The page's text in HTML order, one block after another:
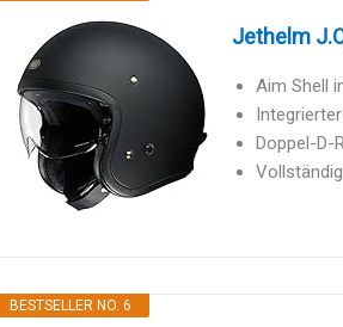
Jethelm
Aim Shell
Doppel-D-
BESTSELLER NO. 6